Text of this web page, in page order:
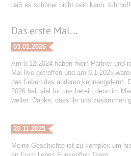
daß es schöner nicht sein kann. Ich
Das erste Mal...
03.01.2026
Am 6.12.2024 haben mein Partner und
Mal live getroffen und am 9.1.2025
das Leben des anderen kennengelernt.
2026 hält viel für uns bereit, denn im
weiter. Danke, dass ihr uns zusammen
20.11.2025
Meine Geschichte ist zu komplex um